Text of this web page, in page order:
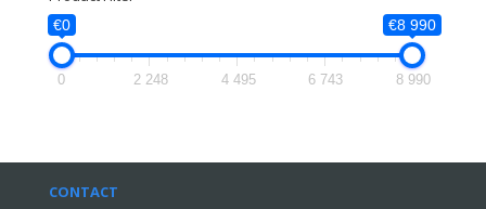
€0 €8 990
0 2 248 4 495 6 743 8 990
CONTACT